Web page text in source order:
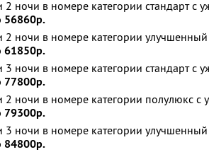
2 ночи в номере категории стандарт с
56860р.
2 ночи в номере категории
61850р.
3 ночи в номере категории стандарт с
77800р.
2 ночи в номере категории полулюкс с
79300р.
3 ночи в номере категории
84800р.